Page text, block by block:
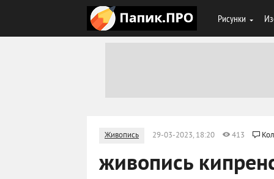
Рисунки
Живопись 29-03-2023, 18:20 413
живопись